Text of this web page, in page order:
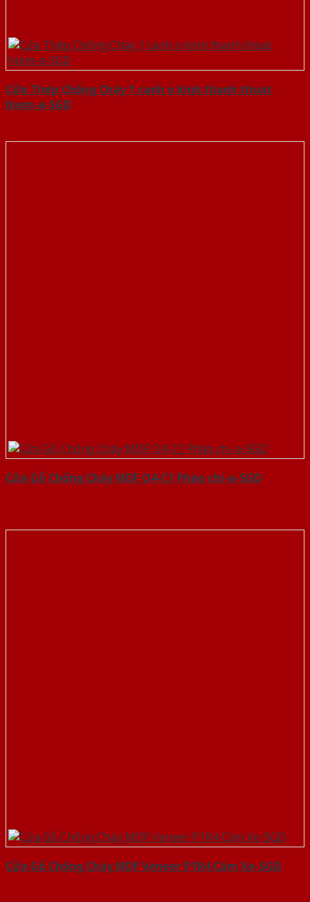
Cửa Thép Chống Cháy 1 canh o kinh thanh thoat
hiem-a-SGD
Cửa Gỗ Chống Cháy MDF O4-C1 Phào chi-a-SGD
Cửa Gỗ Chống Cháy MDF Veneer P1R4 Căm Xe-SGD